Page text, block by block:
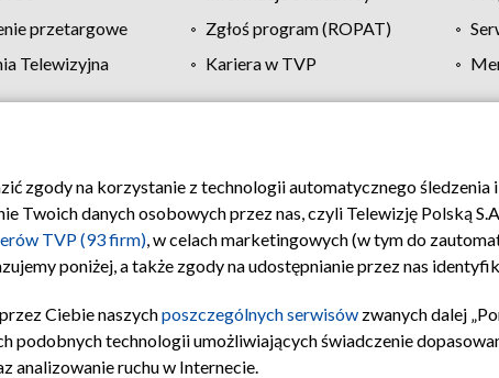
przetargowe Zgłoś program (ROPAT)
Telewizyjna Kariera w TVP
Polityka prywatności Moje zgody Pomoc
zgody na korzystanie z technologii automatycznego
Twoich danych osobowych przez nas, czyli Telewizję Polską
TVP (93 firm), w celach marketingowych (w tym do
poniżej, a także zgody na udostępnianie przez nas
Ciebie naszychposzczególnych serwisów zwanych dalej
technologii umożliwiających świadczenie
analizowanie ruchu w Internecie.